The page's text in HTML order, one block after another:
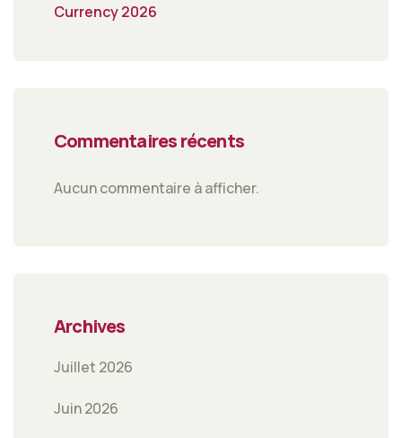
Currency 2026
Commentaires récents
Aucun commentaire à afficher.
Archives
Juillet 2026
Juin 2026